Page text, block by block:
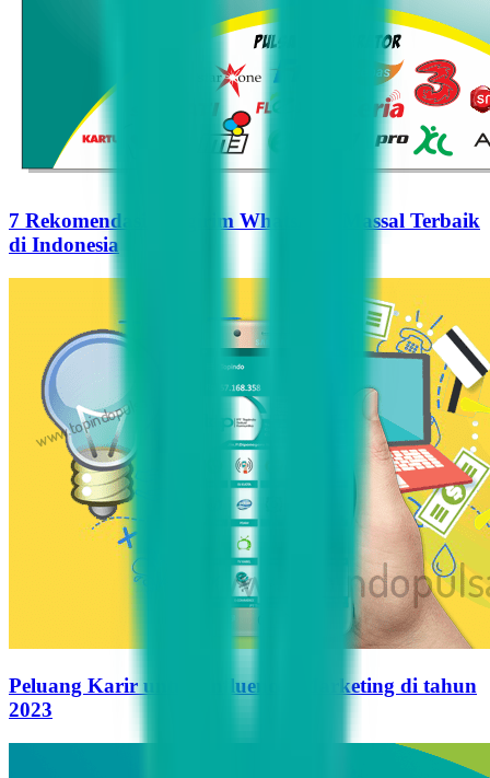
7 Rekomendasi Pengirim WhatsApp Massal Terbaik
di Indonesia
Peluang Karir untuk Influencer Marketing di tahun
2023